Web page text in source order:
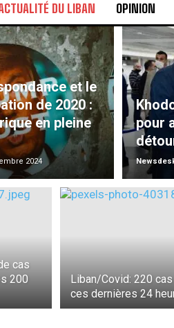
DU LIBAN OPINION
et le
de 2020 :
en pleine
2024
pour
cas
200
Liban/Covid: 220
ces dernières 24